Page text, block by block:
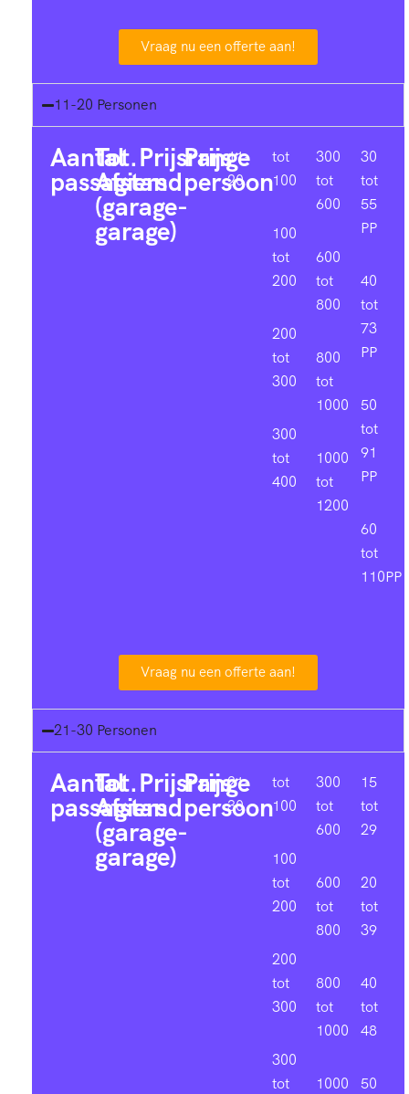
Vraag nu een offerte aan!
11-20 Personen
Aantal
passagiers
Tot.
Afstand
(garage-
garage)
Prijsrange
Prijs
persoon
11-
20
tot
100
100
tot
200
200
tot
300
300
tot
400
300
tot
600
600
tot
800
800
tot
1000
1000
tot
1200
30
tot
55
PP
40
tot
73
PP
50
tot
91
PP
60
tot
110PP
Vraag nu een offerte aan!
21-30 Personen
Aantal
passagiers
Tot.
Afstand
(garage-
garage)
Prijsrange
Prijs
persoon
21-
30
tot
100
100
tot
200
200
tot
300
300
tot
300
tot
600
600
tot
800
800
tot
1000
1000
15
tot
29
20
tot
39
40
tot
48
50